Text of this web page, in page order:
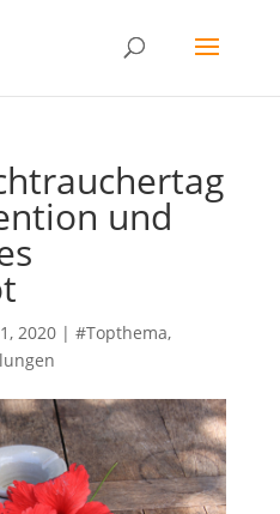
und
2020| #Topthema,